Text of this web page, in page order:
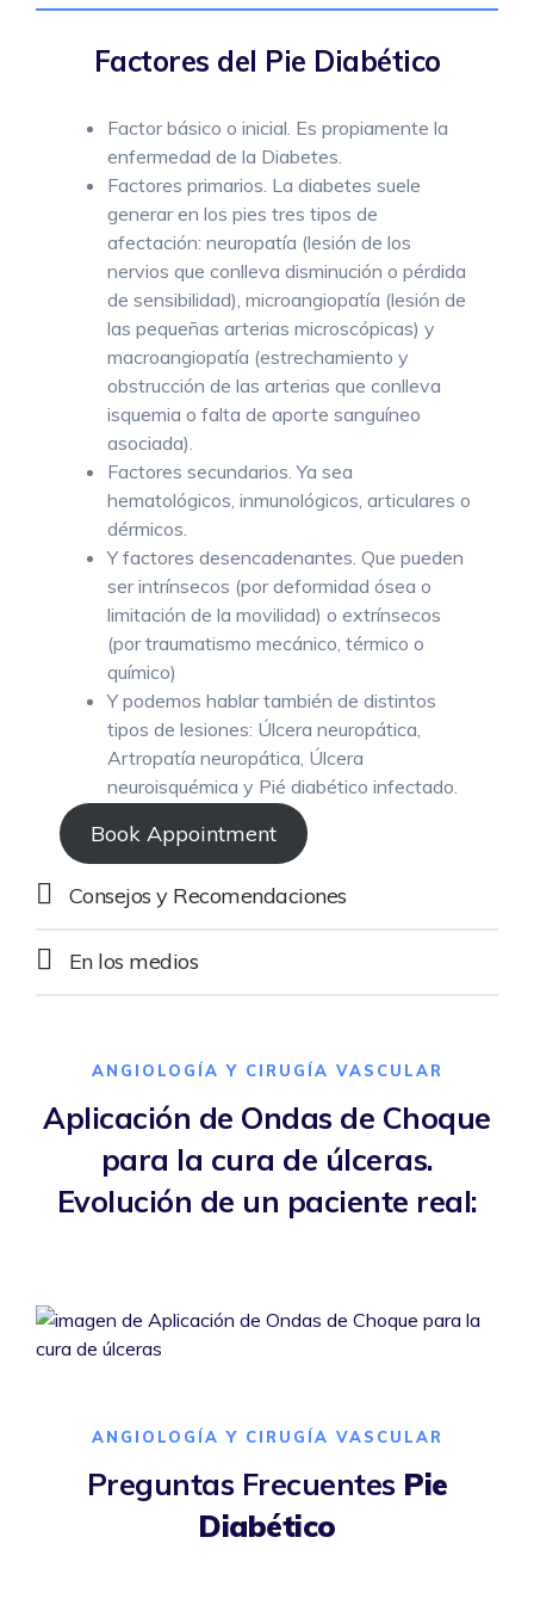
Factores del Pie Diabético
Factor básico o inicial. Es propiamente la
enfermedad de la Diabetes.
Factores primarios. La diabetes suele
generar en los pies tres tipos de
afectación: neuropatía (lesión de los
nervios que conlleva disminución o pérdida
de sensibilidad), microangiopatía (lesión de
las pequeñas arterias microscópicas) y
macroangiopatía (estrechamiento y
obstrucción de las arterias que conlleva
isquemia o falta de aporte sanguíneo
asociada).
Factores secundarios. Ya sea
hematológicos, inmunológicos, articulares o
dérmicos.
Y factores desencadenantes. Que pueden
ser intrínsecos (por deformidad ósea o
limitación de la movilidad) o extrínsecos
(por traumatismo mecánico, térmico o
químico)
Y podemos hablar también de distintos
tipos de lesiones: Úlcera neuropática,
Artropatía neuropática, Úlcera
neuroisquémica y Pié diabético infectado.
Book Appointment
Consejos y Recomendaciones
En los medios
ANGIOLOGÍA Y CIRUGÍA VASCULAR
Aplicación de Ondas de Choque
para la cura de úlceras.
Evolución de un paciente real:
ANGIOLOGÍA Y CIRUGÍA VASCULAR
Preguntas Frecuentes Pie
Diabético